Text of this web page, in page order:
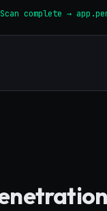
complete →